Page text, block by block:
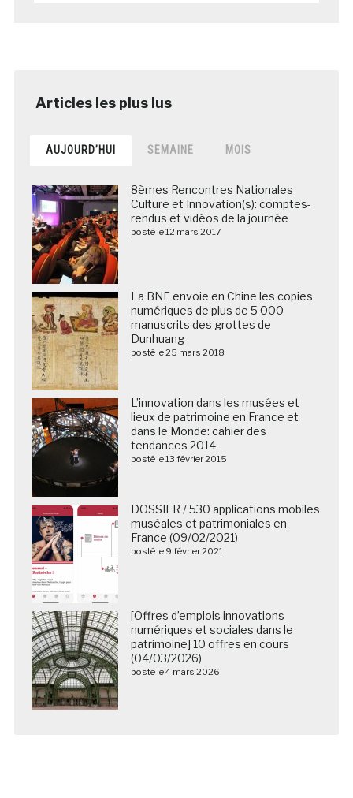
AUJOURD’HUI SEMAINE MOIS
8èmes Rencontres Nationales
Culture et Innovation(s): comptes-
rendus et vidéos de la journée
posté le 12 mars 2017
La BNF envoie en Chine les copies
numériques de plus de 5 000
manuscrits des grottes de
Dunhuang
posté le 25 mars 2018
L’innovation dans les musées et
lieux de patrimoine en France et
dans le Monde: cahier des
tendances 2014
posté le 13 février 2015
DOSSIER / 530 applications mobiles
muséales et patrimoniales en
France (09/02/2021)
posté le 9 février 2021
[Offres d’emplois innovations
numériques et sociales dans le
patrimoine] 10 offres en cours
(04/03/2026)
posté le 4 mars 2026